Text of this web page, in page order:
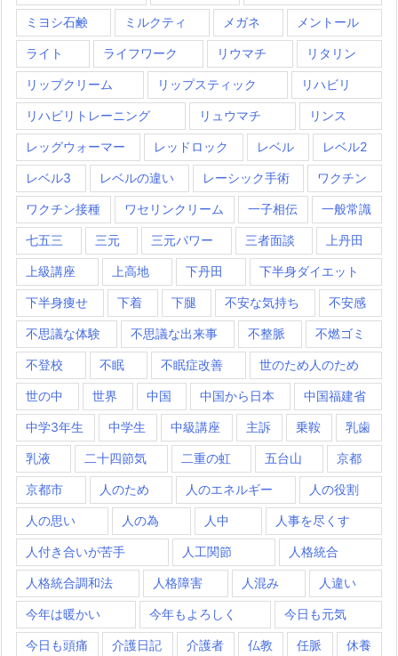
ミヨシ石鹸 ミルクティ メガネ メントール
ライト ライフワーク リウマチ リタリン
リップクリーム リップスティック リハビリ
リハビリトレーニング リュウマチ リンス
レッグウォーマー レッドロック レベル レベル2
レベル3 レベルの違い レーシック手術 ワクチン
ワクチン接種 ワセリンクリーム 一子相伝 一般常識
七五三 三元 三元パワー 三者面談 上丹田
上級講座 上高地 下丹田 下半身ダイエット
下半身痩せ 下着 下腿 不安な気持ち 不安感
不思議な体験 不思議な出来事 不整脈 不燃ゴミ
不登校 不眠 不眠症改善 世のため人のため
世の中 世界 中国 中国から日本 中国福建省
中学3年生 中学生 中級講座 主訴 乗鞍 乳歯
乳液 二十四節気 二重の虹 五台山 京都
京都市 人のため 人のエネルギー 人の役割
人の思い 人の為 人中 人事を尽くす
人付き合いが苦手 人工関節 人格統合
人格統合調和法 人格障害 人混み 人違い
今年は暖かい 今年もよろしく 今日も元気
今日も頭痛 介護日記 介護者 仏教 任脈 休養